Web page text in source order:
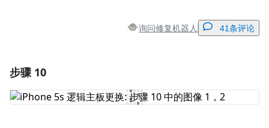
询问修复机器人 41条评论
添加评论
步骤 10